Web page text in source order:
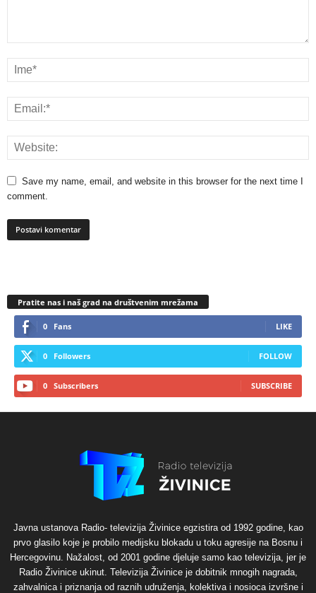
Save my name, email, and website in this browser for the next time I
comment.
Pratite nas i naš grad na društvenim mrežama
0 Fans LIKE
0 Followers FOLLOW
0 Subscribers SUBSCRIBE
Javna ustanova Radio- televizija Živinice egzistira od 1992 godine, kao
prvo glasilo koje je probilo medijsku blokadu u toku agresije na Bosnu i
Hercegovinu. Nažalost, od 2001 godine djeluje samo kao televizija, jer je
Radio Živinice ukinut. Televizija Živinice je dobitnik mnogih nagrada,
zahvalnica i priznanja od raznih udruženja, kolektiva i nosioca izvršne i